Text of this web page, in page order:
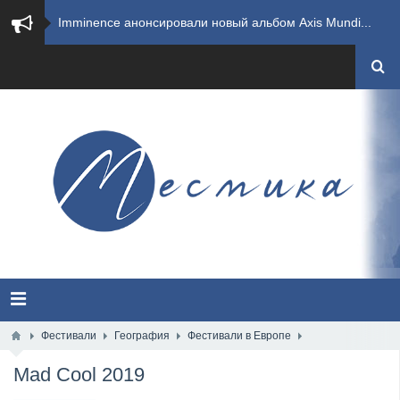
​Imminence анонсировали новый альбом Axis Mundi...
​Summer Breeze Open Air 2026 полностью переходи...
​Wacken Open Air 2026: открыт новый портал Cash...
XANDRIA представили новый сингл под названием «...
Wacken Open Air 2026 объявили последние одиннад...
Фестивали География Фестивали в Европе
Mad Cool 2019